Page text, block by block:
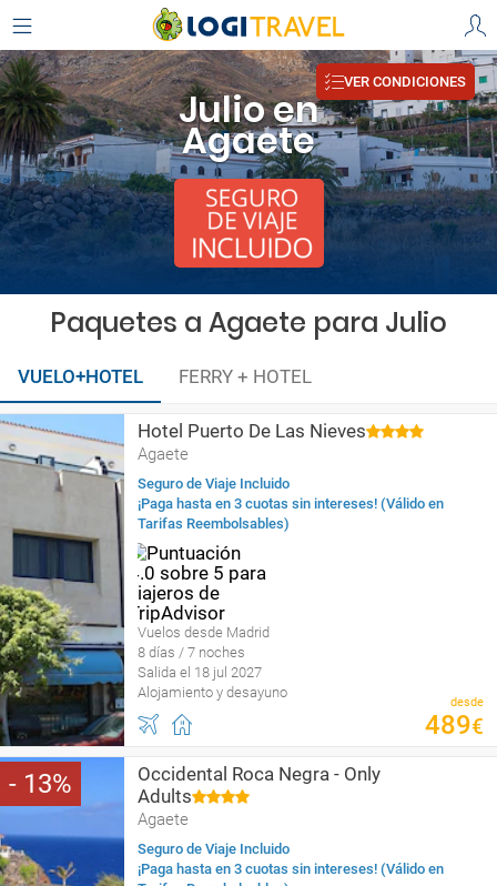
Julio en
Agaete
VER CONDICIONES
Paquetes a Agaete para Julio
VUELO+HOTEL FERRY + HOTEL
Hotel Puerto De Las Nieves
Agaete
Seguro de Viaje Incluido
¡Paga hasta en 3 cuotas sin intereses! (Válido en
Tarifas Reembolsables)
Vuelos desde Madrid
8 días / 7 noches
Salida el 18 jul 2027
Alojamiento y desayuno
desde
489€
13
Occidental Roca Negra - Only
Adults
Agaete
Seguro de Viaje Incluido
¡Paga hasta en 3 cuotas sin intereses! (Válido en